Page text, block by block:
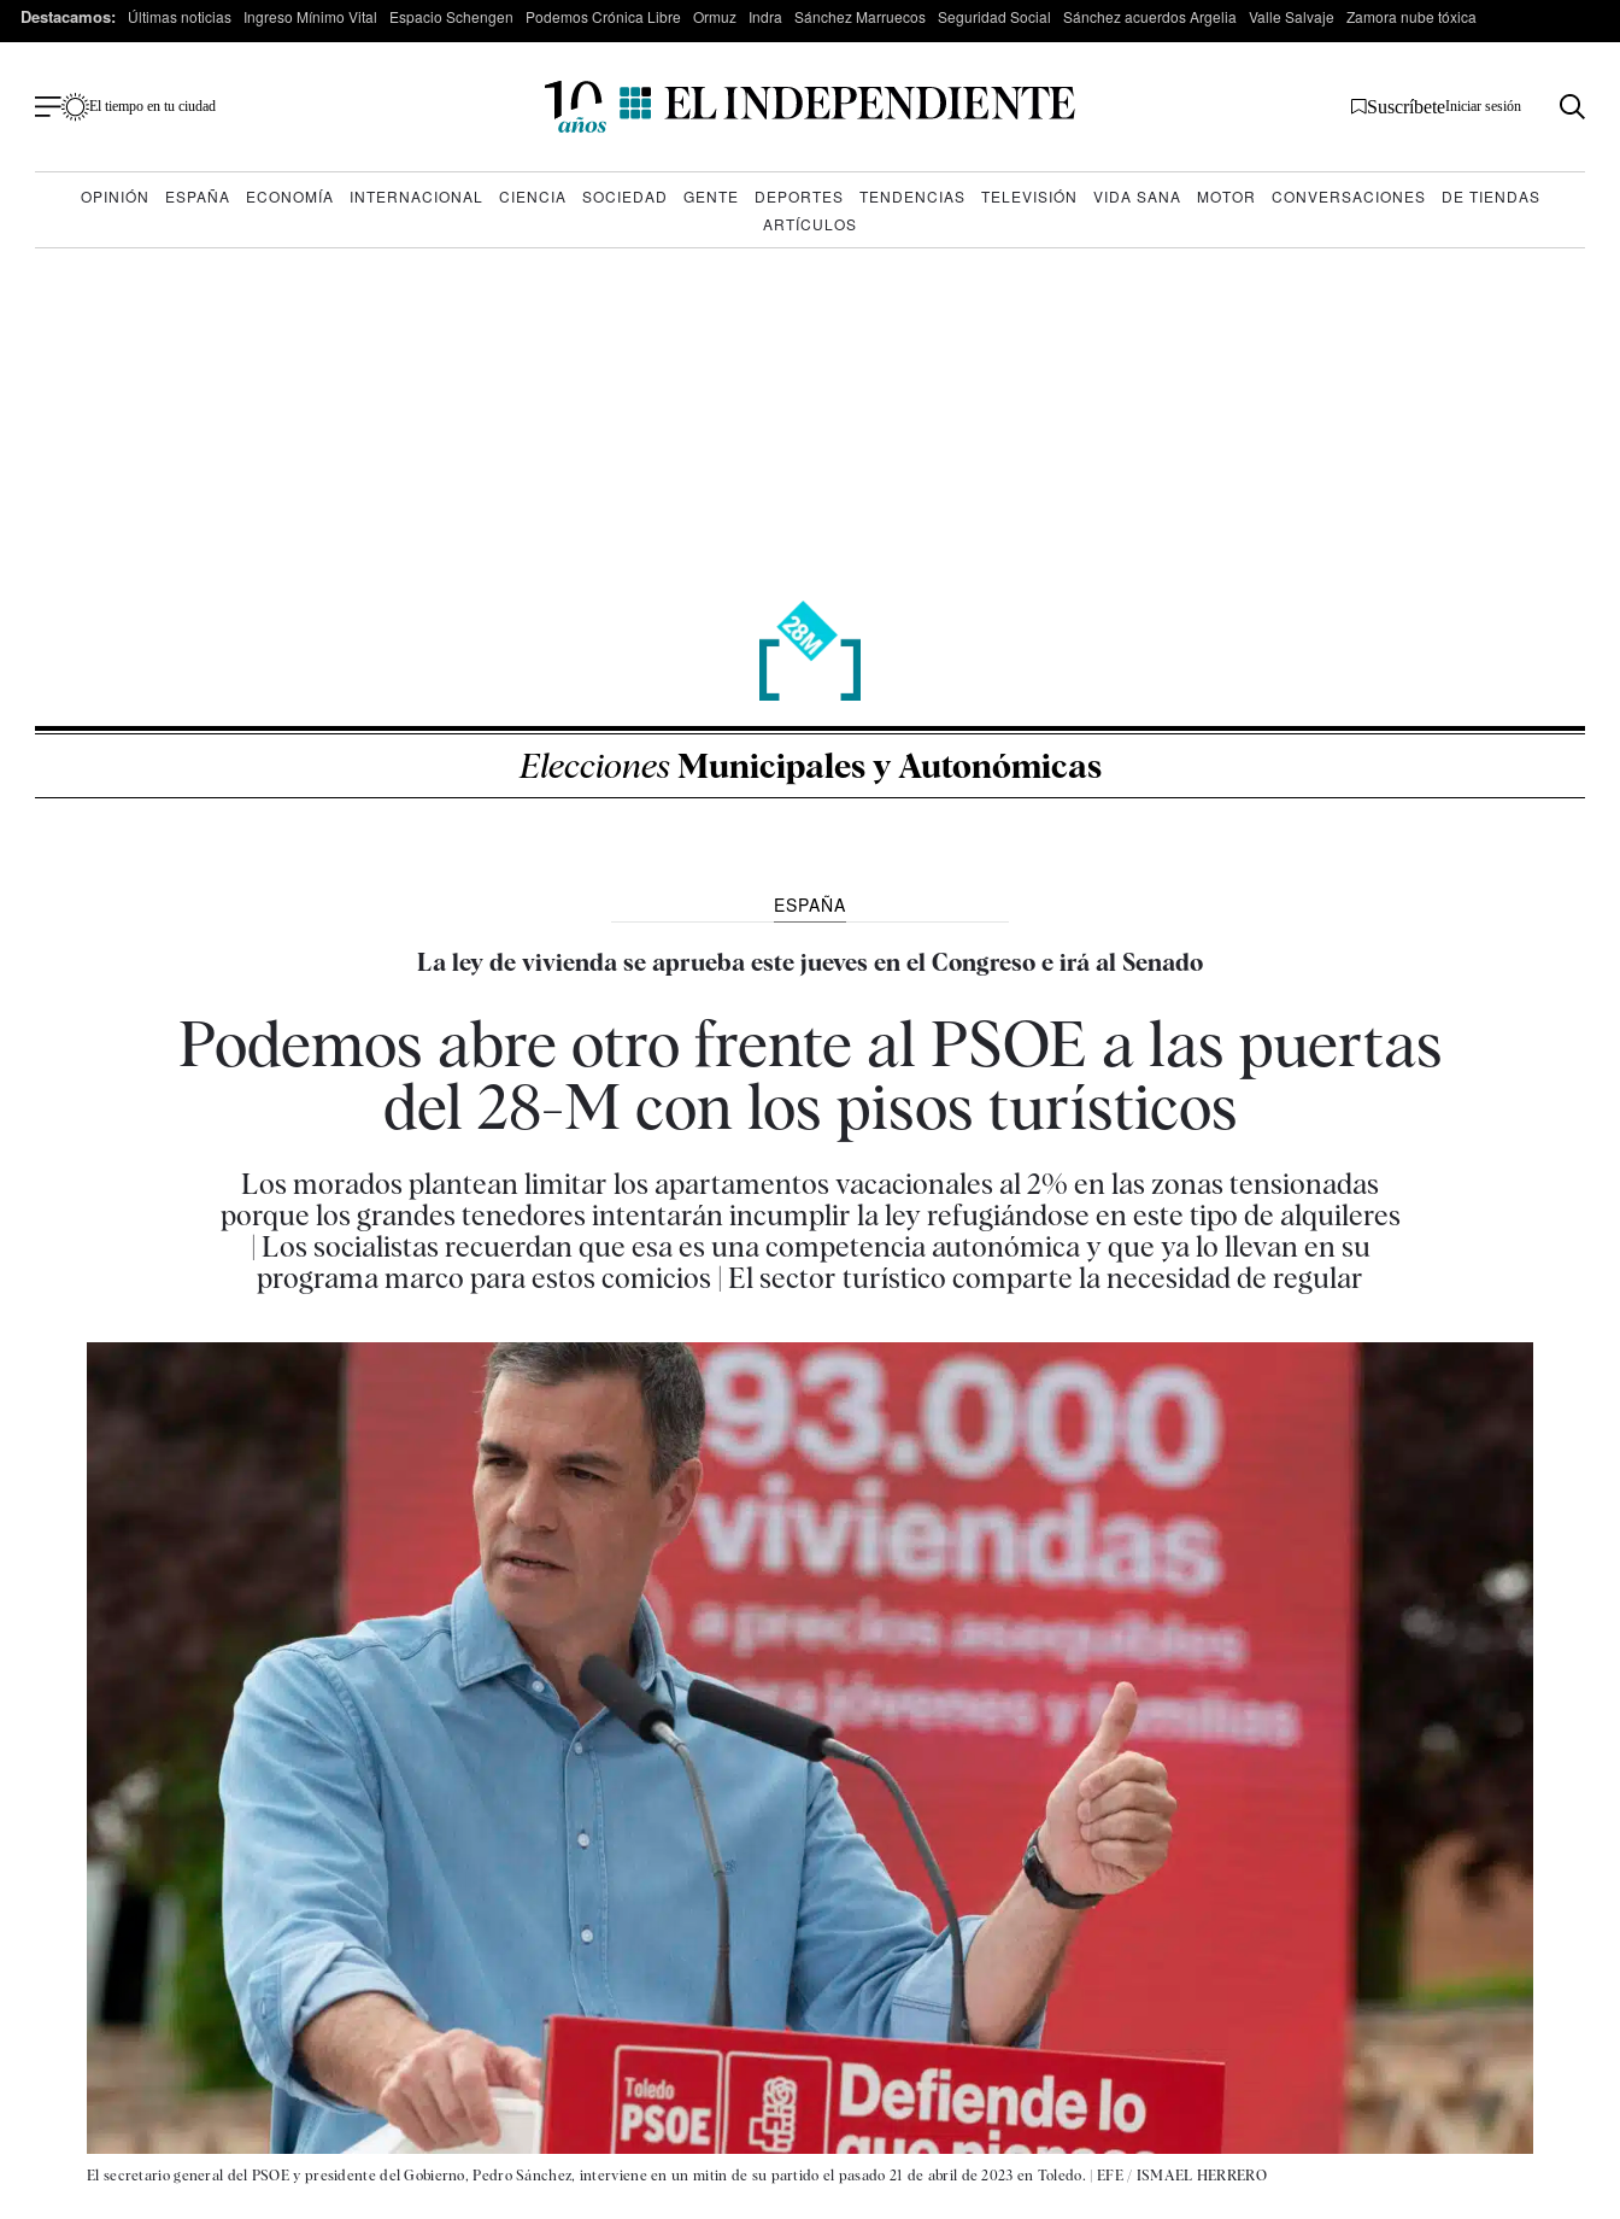
Destacamos: Últimas noticias Ingreso Mínimo Vital Espacio Schengen Podemos Crónica Libre Ormuz Indra Sánchez Marruecos Seguridad Social Sánchez acuerdos Argelia Valle Salvaje Zamora nube tóxica
El tiempo en tu ciudad SuscríbeteIniciar sesión
OPINIÓN ESPAÑA ECONOMÍA INTERNACIONAL CIENCIA SOCIEDAD GENTE DEPORTES TENDENCIAS TELEVISIÓN VIDA SANA MOTOR CONVERSACIONES
DE TIENDAS
ARTÍCULOS
EleccionesMunicipales y Autonómicas
ESPAÑA
La ley de vivienda se aprueba este jueves en el Congreso e irá al Senado
Podemos abre otro frente al PSOE a las puertas
del 28-M con los pisos turísticos
Los morados plantean limitar los apartamentos vacacionales al 2% en las zonas tensionadas
porque los grandes tenedores intentarán incumplir la ley refugiándose en este tipo de alquileres
| Los socialistas recuerdan que esa es una competencia autonómica y que ya lo llevan en su
programa marco para estos comicios | El sector turístico comparte la necesidad de regular
El secretario general del PSOE y presidente del Gobierno, Pedro Sánchez, interviene en un mitin de su partido el pasado 21 de abril de 2023 en Toledo. | EFE / ISMAEL HERRERO